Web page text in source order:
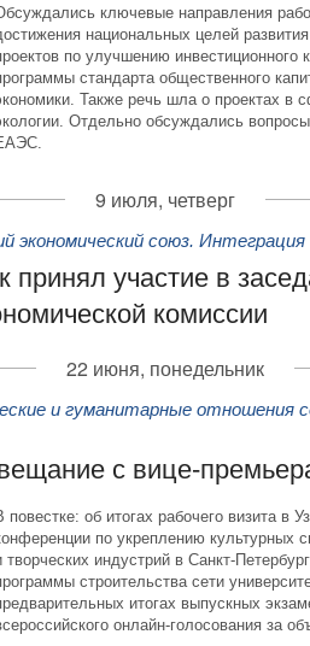
ключевые направления
национальных целей
по улучшению инвестиционного
стандарта общественного
Также речь шла о проектах в
Отдельно обсуждались
9 июля, четверг
экономический союз.
принял участие в
комиссии
22 июня, понедельник
и гуманитарные отношения
с вице-
повестке: об итогах рабочего визита в
по укреплению культурных
творческих индустрий в Санкт-
строительства сети
итогах выпускных
онлайн-голосования за